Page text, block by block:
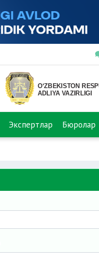
Экспертлар Бюролар